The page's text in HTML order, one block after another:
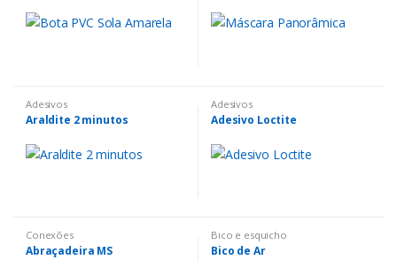
Adesivos
Araldite 2 minutos
Adesivos
Adesivo Loctite
Conexões
Abraçadeira MS
Bico e esquicho
Bico de Ar